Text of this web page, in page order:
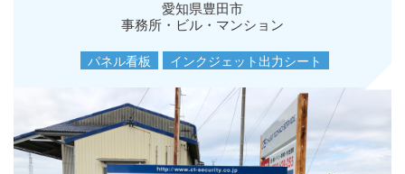
愛知県豊田市
事務所・ビル・マンション
パネル看板 インクジェット出力シート